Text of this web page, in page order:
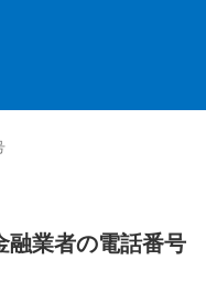
融業者の電話番号